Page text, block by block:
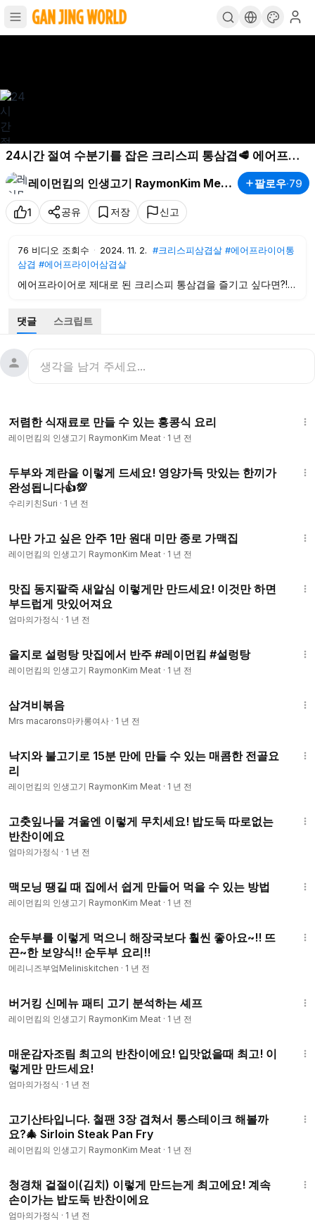
24시간 절여 수분기를 잡은 크리스피 통삼겹🥩 에어프라
이어vs오븐 뭐가 더 맛있을까?
레이먼킴의 인생고기 RaymonKim Meat
팔로우·79
1 공유 저장 신고
76 비디오 조회수 · 2024. 11. 2. #크리스피삼겹살 #에어프라이어통
삼겹 #에어프라이어삼겹살
에어프라이어로 제대로 된 크리스피 통삼겹을 즐기고 싶다면?!
겉바속촉 에어프라이어 통삼겹 vs 오븐 통삼겹
수분기를 잡은 삼겹살은 이렇게 맛있습니다.
-마늘 4알, 가는 소금 2T, 흑설탕 2T
1.텐더라이저나 포크를 이용해 삼겹살 껍질 부분을 많이 찔러준
다.
2.속에 수분이 빠져나올 수 있도록 삼겹살 껍질 부분을 칼로 칼집
3.곱게 다진 마늘 4알에 가는 소금 2큰 술과 흑설탕 2큰 술을 넣
고 잘 섞어준다.
4.삼겹살 살 쪽에 3번을 발라준다. (껍질을 제외한 5면에 모두 바
5.껍질에는 고운 소금만 발라준다.
6.24시간에서 36시간 냉장고에 넣어둔다.
TIP : 냉장고에 보관할 때 꼭 위를 덮지 않고 공기에 노출된 상태
7.다 절여진 고기는 냉장고에서 꺼내어 물로 깨끗하게 씻어내준
다.
*오븐에 굽기
수 있도록 준비한다.
10.120도로 맞춰진 오븐에 3시간 세팅해준다.(60분씩 3번)
11.3시간 후 오븐에서 꺼내고 고여있는 삼겹살 기름은 식용유를
섞어 새 후라이팬에 둘러준다.
에서 5분 더 구워준다.
TIP: 이미 뜨거운 기름에 고기를 넣고 굽는 게 아니라 찬 기름에
서부터 서서히 구워질 수 있도록 한다.
*에어프라이어에 굽기
9.에어프라이어는 170도로 예열해주고 은박지로 고기를 잘 감싸
10. 고기를 넣고 170도로 40분 돌려준다.
11. 40분이 지나면 호일은 빼고 고기만 에어프라이어에 넣어준
채 190도에 5분 더 돌려준다.
13. 먹기 좋게 잘라 플레이팅해 완성한다.
)
밑간&굽기(01:46)
바삭하게만들기(05:51
플레이팅&시식(07:26
#크리스피삼겹살 #에어프라이어통삼겹
댓글 스크립트
저렴한 식재료로 만들 수 있는 홍콩식 요리
레이먼킴의 인생고기 RaymonKim Meat · 1 년 전
두부와 계란을 이렇게 드세요! 영양가득 맛있는 한끼가
완성됩니다👍💯
수리키친Suri · 1 년 전
나만 가고 싶은 안주 1만 원대 미만 종로 가맥집
레이먼킴의 인생고기 RaymonKim Meat · 1 년 전
맛집 동지팥죽 새알심 이렇게만 만드세요! 이것만 하면
부드럽게 맛있어져요
엄마의가정식 · 1 년 전
을지로 설렁탕 맛집에서 반주 #레이먼킴 #설렁탕
레이먼킴의 인생고기 RaymonKim Meat · 1 년 전
삼겨비볶음
Mrs macarons마카롱여사 · 1 년 전
낙지와 불고기로 15분 만에 만들 수 있는 매콤한 전골요
리
레이먼킴의 인생고기 RaymonKim Meat · 1 년 전
고춧잎나물 겨울엔 이렇게 무치세요! 밥도둑 따로없는
반찬이에요
엄마의가정식 · 1 년 전
맥모닝 땡길 때 집에서 쉽게 만들어 먹을 수 있는 방법
레이먼킴의 인생고기 RaymonKim Meat · 1 년 전
순두부를 이렇게 먹으니 해장국보다 훨씬 좋아요~!! 뜨
끈~한 보양식!! 순두부 요리!!
메리니즈부엌Meliniskitchen · 1 년 전
버거킹 신메뉴 패티 고기 분석하는 셰프
레이먼킴의 인생고기 RaymonKim Meat · 1 년 전
매운감자조림 최고의 반찬이에요! 입맛없을때 최고! 이
렇게만 만드세요!
엄마의가정식 · 1 년 전
고기산타입니다. 철팬 3장 겹쳐서 통스테이크 해볼까
요?🎄 Sirloin Steak Pan Fry
레이먼킴의 인생고기 RaymonKim Meat · 1 년 전
청경채 겉절이(김치) 이렇게 만드는게 최고에요! 계속
손이가는 밥도둑 반찬이에요
엄마의가정식 · 1 년 전